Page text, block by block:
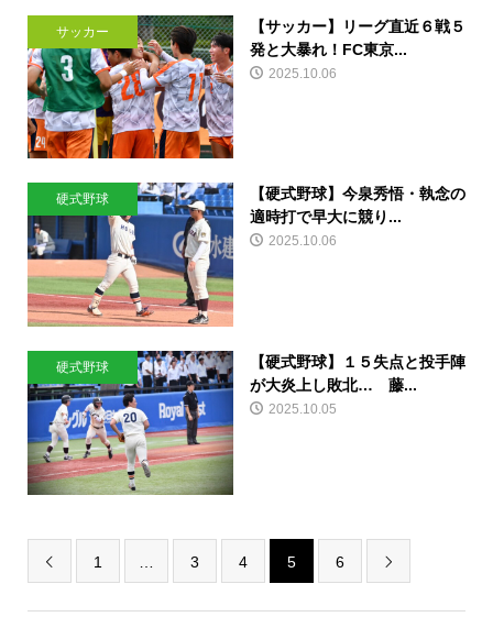
サッカー
【サッカー】リーグ直近６戦５
発と大暴れ！FC東京...
2025.10.06
硬式野球
【硬式野球】今泉秀悟・執念の
適時打で早大に競り...
2025.10.06
硬式野球
【硬式野球】１５失点と投手陣
が大炎上し敗北… 藤...
2025.10.05
 1 3 4 5 6 